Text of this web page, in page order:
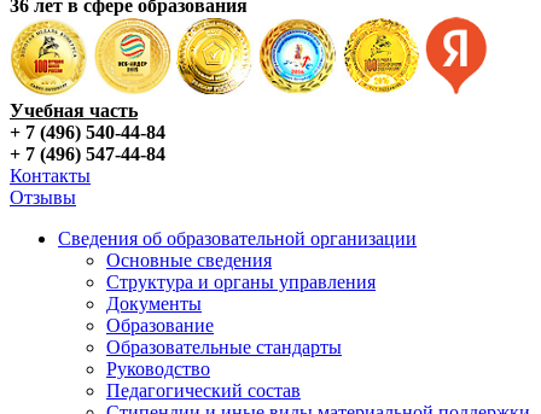
36 лет в сфере образования
Учебная часть
+ 7 (496) 540-44-84
+ 7 (496) 547-44-84
Контакты
Отзывы
Сведения об образовательной организации
Основные сведения
Структура и органы управления
Документы
Образование
Образовательные стандарты
Руководство
Педагогический состав